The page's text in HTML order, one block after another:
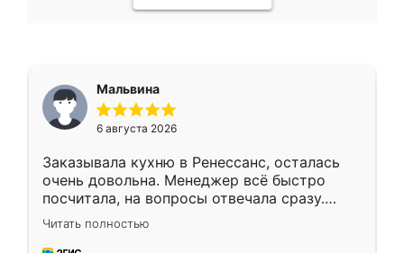
Мальвина
6 августа 2026
Заказывала кухню в Ренессанс, осталась
очень довольна. Менеджер всё быстро
посчитала, на вопросы отвечала сразу.
Замерщик приехал в субботу, подошёл к
делу со всей ответственностью. Собрали
Читать полностью